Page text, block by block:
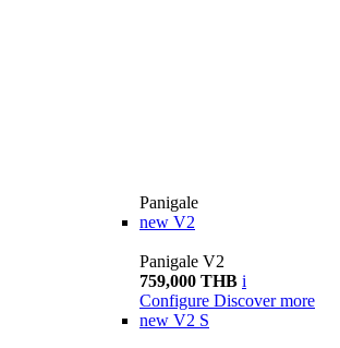
Panigale
new V2
Panigale V2
759,000 THB i
Configure Discover more
new V2 S